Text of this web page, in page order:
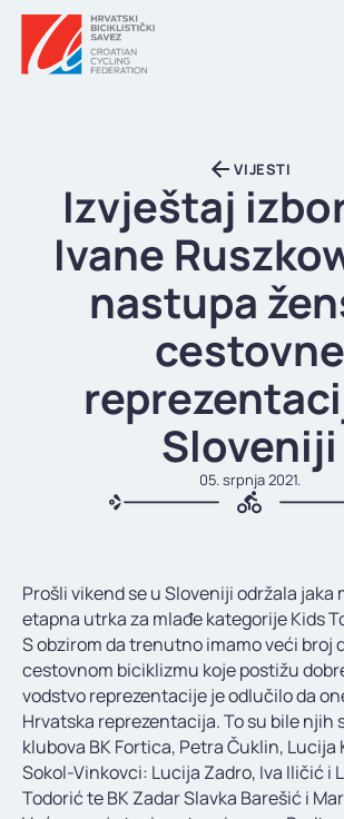
KALENDAR
REZULTATI
KLUBOVI
DOKUMENTI
VIJESTI
Izvještaj
Ivane
nastupa
cestovne
Sloveniji
05. srpnja 2021.
Prošli vikend se u Sloveniji održala jaka
etapna utrka za mlađe kategorije Kids
S obzirom da trenutno imamo veći broj
cestovnom biciklizmu koje postižu
vodstvo reprezentacije je odlučilo da
Hrvatska reprezentacija. To su bile njih
klubova BK Fortica, Petra Čuklin, Lucija
Sokol-Vinkovci: Lucija Zadro, Iva Iličić i
Todorić te BK Zadar Slavka Barešić i